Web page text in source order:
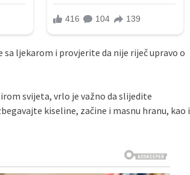
ljekarom i provjerite da nije riječ upravo o
svijeta, vrlo je važno da slijedite
kiseline, začine i masnu hranu, kao i